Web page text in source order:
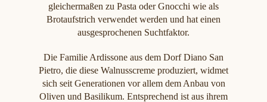
gleichermaßen zu Pasta oder Gnocchi wie als
Brotaufstrich verwendet werden und hat einen
ausgesprochenen Suchtfaktor.
Die Familie Ardissone aus dem Dorf Diano San
Pietro, die diese Walnusscreme produziert, widmet
sich seit Generationen vor allem dem Anbau von
Oliven und Basilikum. Entsprechend ist aus ihrem